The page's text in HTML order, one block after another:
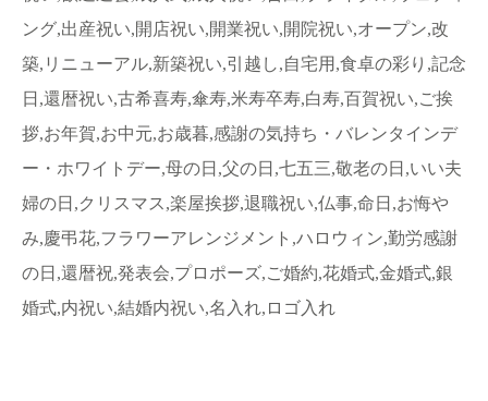
ング,出産祝い,開店祝い,開業祝い,開院祝い,オープン,改
築,リニューアル,新築祝い,引越し,自宅用,食卓の彩り,記念
日,還暦祝い,古希喜寿,傘寿,米寿卒寿,白寿,百賀祝い,ご挨
拶,お年賀,お中元,お歳暮,感謝の気持ち・バレンタインデ
ー・ホワイトデー,母の日,父の日,七五三,敬老の日,いい夫
婦の日,クリスマス,楽屋挨拶,退職祝い,仏事,命日,お悔や
み,慶弔花,フラワーアレンジメント,ハロウィン,勤労感謝
の日,還暦祝,発表会,プロポーズ,ご婚約,花婚式,金婚式,銀
婚式,内祝い,結婚内祝い,名入れ,ロゴ入れ